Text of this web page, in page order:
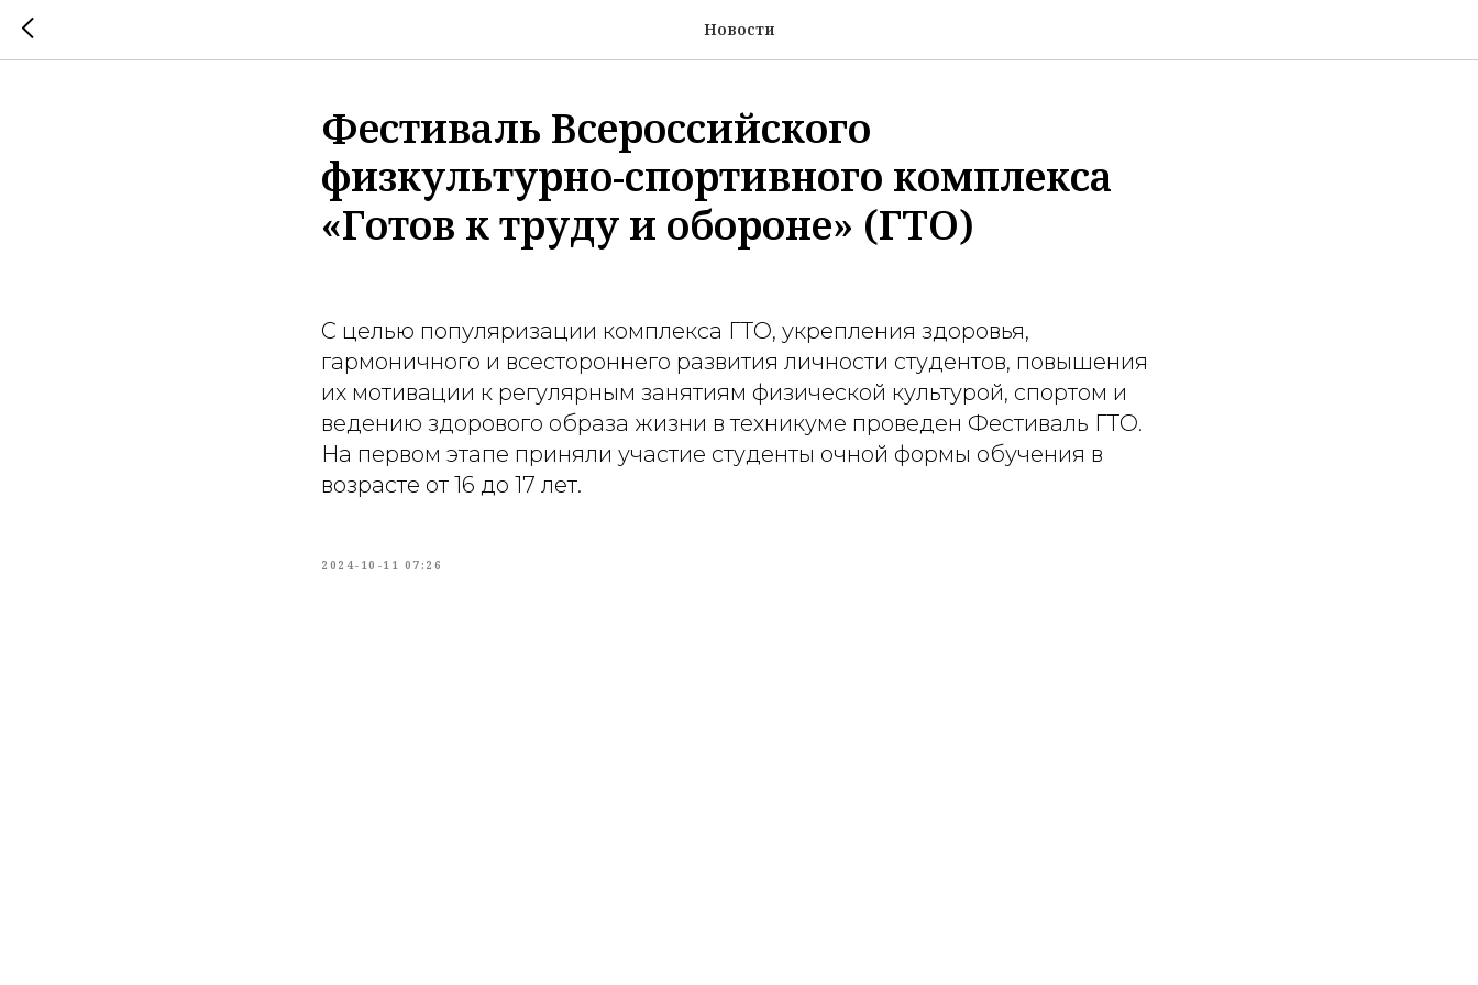
Новости
Фестиваль Всероссийского
физкультурно-спортивного комплекса
«Готов к труду и обороне» (ГТО)
С целью популяризации комплекса ГТО, укрепления здоровья,
гармоничного и всестороннего развития личности студентов, повышения
их мотивации к регулярным занятиям физической культурой, спортом и
ведению здорового образа жизни в техникуме проведен Фестиваль ГТО.
На первом этапе приняли участие студенты очной формы обучения в
возрасте от 16 до 17 лет.
2024-10-11 07:26